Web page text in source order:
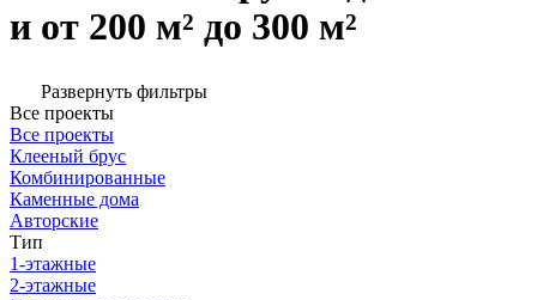
и от 200 м² до 300 м²
Развернуть фильтры
Все проекты
Все проекты
Клееный брус
Комбинированные
Каменные дома
Авторские
Тип
1-этажные
2-этажные